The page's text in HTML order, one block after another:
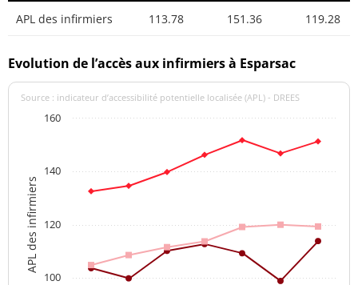
APL des infirmiers 113.78 151.36 119.28
Evolution de l’accès aux infirmiers à Esparsac
APL des infirmiers
Source : indicateur d’accessibilité potentielle localisée (APL) - DREES
100
120
140
160